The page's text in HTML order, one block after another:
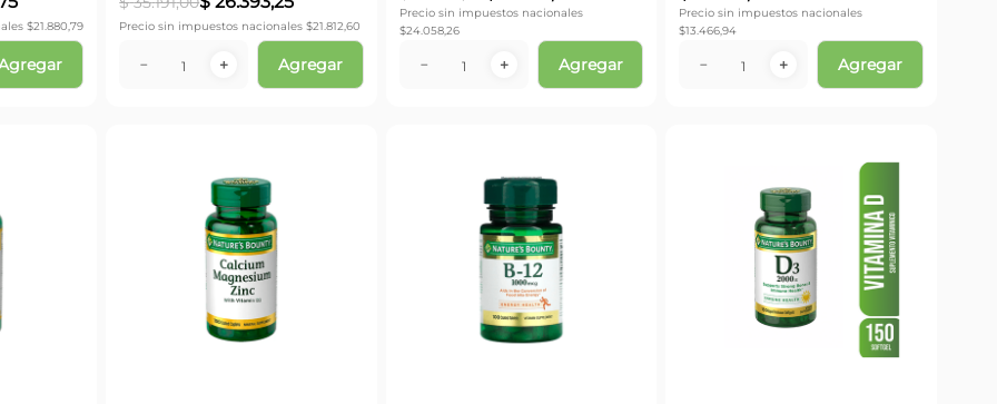
$21.880,79 Precio sin impuestos nacionales $21.812,60
＋
－ Agregar
Precio sin impuestos nacionales
$24.058,26
＋
－ Agregar
Precio sin impuestos nacionales
$13.466,94
＋
－ Agregar